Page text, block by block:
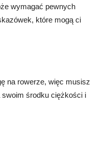
wymagać pewnych
które mogą ci
na rowerze, więc musisz
środku ciężkości i